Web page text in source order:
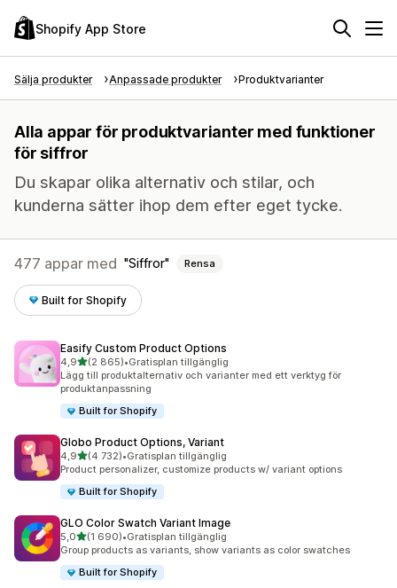
Shopify App Store
Sälja produkter Anpassade produkter Produktvarianter
Alla appar för produktvarianter med funktioner
för siffror
Du skapar olika alternativ och stilar, och
kunderna sätter ihop dem efter eget tycke.
477 appar med Siffror Rensa
Built for Shopify
Easify Custom Product Options
4,9av 5 stjärnor
(2 865)
2865 recensioner totalt
•Gratisplan tillgänglig
Lägg till produktalternativ och varianter med ett verktyg för
produktanpassning
Built for Shopify
Globo Product Options, Variant
4,9av 5 stjärnor
(4 732)
4732 recensioner totalt
•Gratisplan tillgänglig
Product personalizer, customize products w/ variant options
Built for Shopify
GLO Color Swatch Variant Image
5,0av 5 stjärnor
(1 690)
1690 recensioner totalt
•Gratisplan tillgänglig
Group products as variants, show variants as color swatches
Built for Shopify